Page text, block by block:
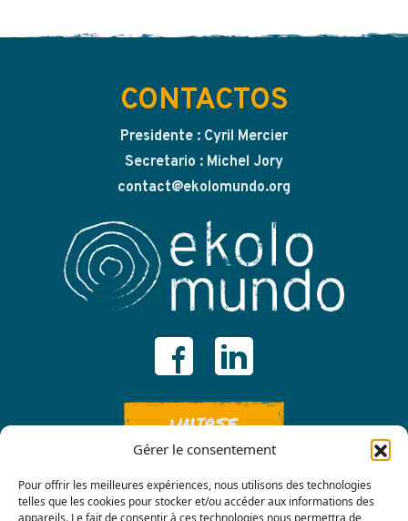
Gérer le consentement
Pour offrir les meilleures expériences, nous utilisons des technologies
telles que les cookies pour stocker et/ou accéder aux informations des
appareils. Le fait de consentir à ces technologies nous permettra de
CONTACTOS
Presidente : Cyril Mercier
Secretario : Michel Jory
contact@ekolomundo.org
UNIRSE